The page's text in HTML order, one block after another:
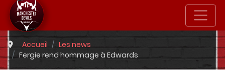
Accueil
Les news
Fergie rend hommage à Edwards